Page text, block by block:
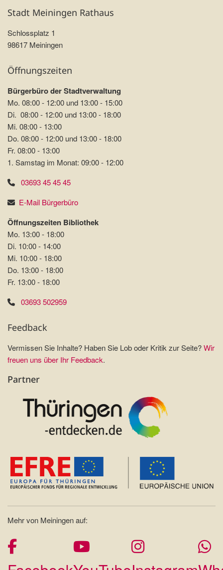
Stadt Meiningen Rathaus
Schlossplatz 1
98617 Meiningen
Öffnungszeiten
Bürgerbüro der Stadtverwaltung
Mo. 08:00 - 12:00 und 13:00 - 15:00
Di. 08:00 - 12:00 und 13:00 - 18:00
Mi. 08:00 - 13:00
Do. 08:00 - 12:00 und 13:00 - 18:00
Fr. 08:00 - 13:00
1. Samstag im Monat: 09:00 - 12:00
03693 45 45 45
E-Mail Bürgerbüro
Öffnungszeiten Bibliothek
Mo. 13:00 - 18:00
Di. 10:00 - 14:00
Mi. 10:00 - 18:00
Do. 13:00 - 18:00
Fr. 13:00 - 18:00
03693 502959
Feedback
Vermissen Sie Inhalte? Haben Sie Lob oder Kritik zur Seite?Wir
freuen uns über Ihr Feedback.
Partner
Mehr von Meiningen auf: